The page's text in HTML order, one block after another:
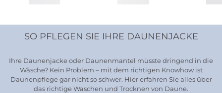
SO PFLEGEN SIE IHRE DAUNENJACKE
Ihre Daunenjacke oder Daunenmantel müsste dringend in die
Wäsche? Kein Problem – mit dem richtigen Knowhow ist
Daunenpflege gar nicht so schwer. Hier erfahren Sie alles über
das richtige Waschen und Trocknen von Daune.